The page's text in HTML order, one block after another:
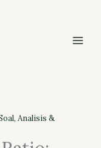
Analisis &